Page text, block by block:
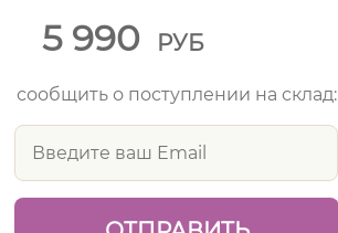
5 990 РУБ
сообщить о поступлении на склад: